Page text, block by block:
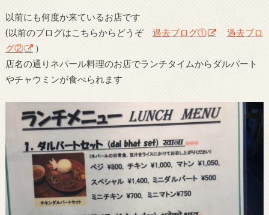
以前にも何度か来ているお店です
(以前のブログはこちらからどうぞ 過去ブログ①
過去ブロ
グ②
）
店名の通りネパール料理のお店でランチタイムからダルバート
やチャウミンが食べられます